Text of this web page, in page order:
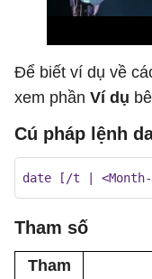
Để biết ví dụ về
xem phần Ví dụ
Cú pháp lệnh
date [/t | <Month-
Tham số
Tham